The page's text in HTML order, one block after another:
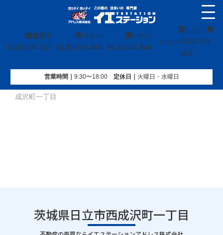
総合受付
0120-297-011
売りたい
0120-139-664
買いたい
0120-424-544
貸し たい 借
り たい 0120-302-
563
営業時間｜ 9:30〜18:00定休⽇｜ 火曜⽇・水曜⽇
イエステーション»投稿トップ»買取実績»茨城県日立市西
成沢町一丁目
茨城県日立市西成沢町一丁目
｜